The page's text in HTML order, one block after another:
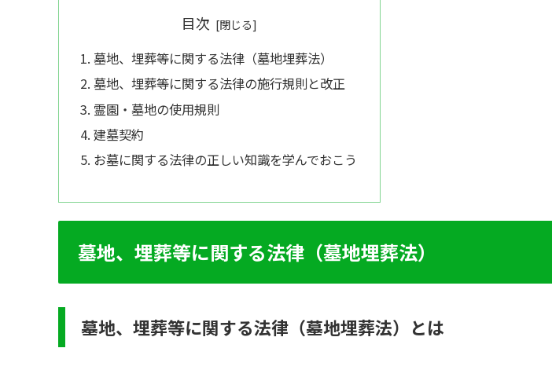
目次
墓地、埋葬等に関する法律（墓地埋葬法）
墓地、埋葬等に関する法律の施行規則と改正
霊園・墓地の使用規則
建墓契約
お墓に関する法律の正しい知識を学んでおこう
墓地、埋葬等に関する法律（墓地埋葬法）
墓地、埋葬等に関する法律（墓地埋葬法）とは